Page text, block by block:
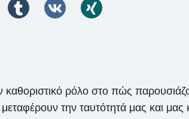
ρόλο στο πώς
την ταυτότητά μας και